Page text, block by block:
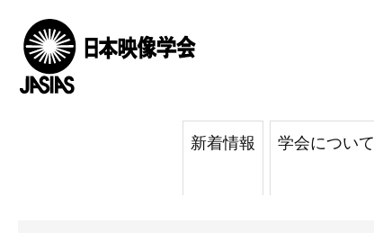
新着情報 学会について